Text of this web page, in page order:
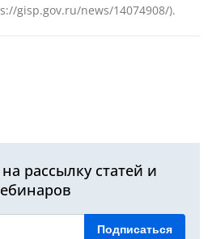
gisp.gov.ru/news/14074908/).
рассылку статей и
Подписаться